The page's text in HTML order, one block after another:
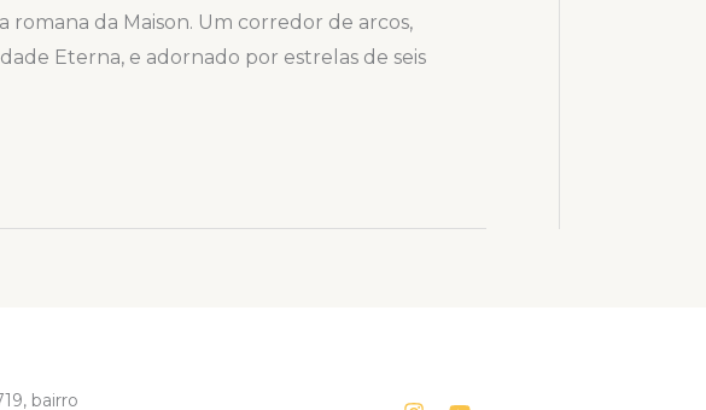
da Maison. Um corredor de arcos,
Eterna, e adornado por estrelas de seis
bairro